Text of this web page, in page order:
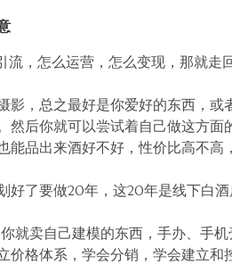
流，怎么运营，怎么变现，那就走
影，总之最好是你爱好的东西，或
后你就可以尝试着自己做这方面
能品出来酒好不好，性价比高不高
好了要做20年，这20年是线下白
就卖自己建模的东西，手办、手机
价格体系，学会分销，学会建立和